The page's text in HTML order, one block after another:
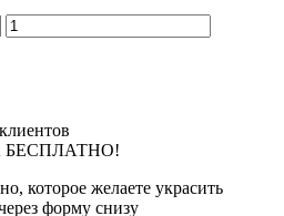
БЕСПЛАТНО!
которое желаете украсить
форму снизу